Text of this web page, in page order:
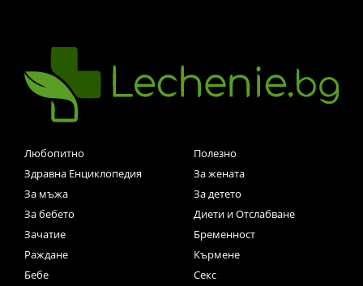
Любопитно
Полезно
Здравна Енциклопедия
За жената
За мъжа
За детето
За бебето
Диети и Отслабване
Зачатие
Бременност
Раждане
Кърмене
Бебе
Секс